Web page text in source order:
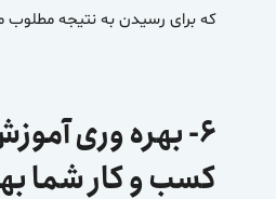
که برای رسیدن به نتیجه مطلوب
۶- بهره وری
کسب و کار شما